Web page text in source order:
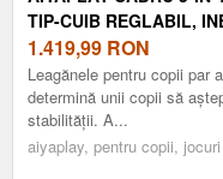
TIP-CUIB REGLABIL,
DUBLU, CADRU DE
440X175X203 CM |
1.419,99 RON
Leagănele pentru copii par
determină unii copii să
stabilității. A...
aiyaplay, pentru copii,